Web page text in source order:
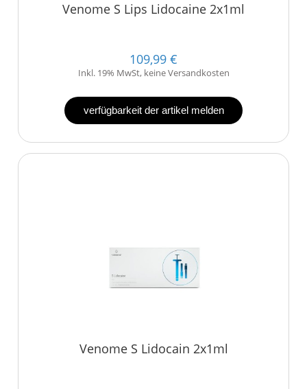
Venome S Lips Lidocaine 2x1ml
109,99 €
Inkl. 19% MwSt, keine Versandkosten
verfügbarkeit der artikel melden
Venome S Lidocain 2x1ml